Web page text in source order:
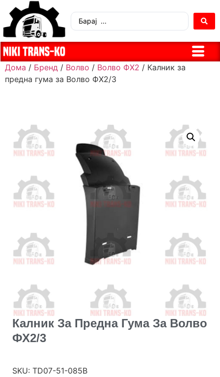
Дома / Бренд / Волво / Волво ФХ2 / Калник за
предна гума за Волво ФХ2/3
Калник За Предна Гума За Волво
ФХ2/3
SKU: TD07-51-085B